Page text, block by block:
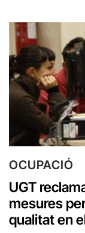
OCUPACIÓ
UGT
mesures
qualitat en